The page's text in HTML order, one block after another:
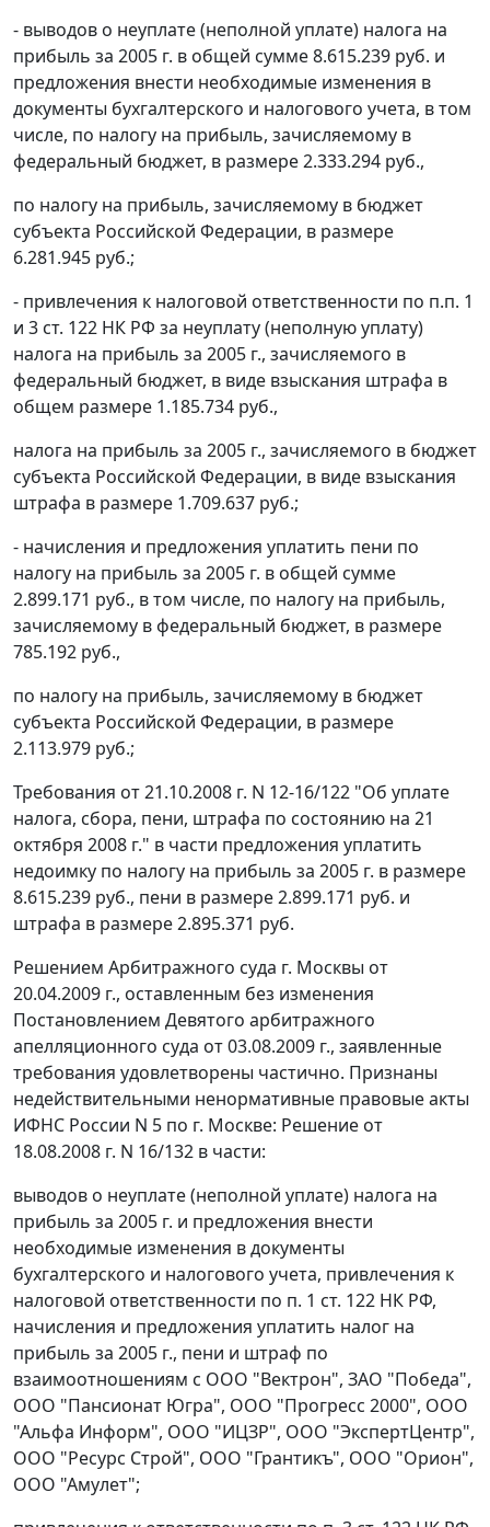
- выводов о неуплате (неполной уплате) налога на
прибыль за 2005 г. в общей сумме 8.615.239 руб. и
предложения внести необходимые изменения в
документы бухгалтерского и налогового учета, в том
числе, по налогу на прибыль, зачисляемому в
федеральный бюджет, в размере 2.333.294 руб.,
по налогу на прибыль, зачисляемому в бюджет
субъекта Российской Федерации, в размере
6.281.945 руб.;
- привлечения к налоговой ответственности по п.п. 1
и 3 ст. 122 НК РФ за неуплату (неполную уплату)
налога на прибыль за 2005 г., зачисляемого в
федеральный бюджет, в виде взыскания штрафа в
общем размере 1.185.734 руб.,
налога на прибыль за 2005 г., зачисляемого в бюджет
субъекта Российской Федерации, в виде взыскания
штрафа в размере 1.709.637 руб.;
- начисления и предложения уплатить пени по
налогу на прибыль за 2005 г. в общей сумме
2.899.171 руб., в том числе, по налогу на прибыль,
зачисляемому в федеральный бюджет, в размере
785.192 руб.,
по налогу на прибыль, зачисляемому в бюджет
субъекта Российской Федерации, в размере
2.113.979 руб.;
Требования от 21.10.2008 г. N 12-16/122 "Об уплате
налога, сбора, пени, штрафа по состоянию на 21
октября 2008 г." в части предложения уплатить
недоимку по налогу на прибыль за 2005 г. в размере
8.615.239 руб., пени в размере 2.899.171 руб. и
штрафа в размере 2.895.371 руб.
Решением Арбитражного суда г. Москвы от
20.04.2009 г., оставленным без изменения
Постановлением Девятого арбитражного
апелляционного суда от 03.08.2009 г., заявленные
требования удовлетворены частично. Признаны
недействительными ненормативные правовые акты
ИФНС России N 5 по г. Москве: Решение от
18.08.2008 г. N 16/132 в части:
выводов о неуплате (неполной уплате) налога на
прибыль за 2005 г. и предложения внести
необходимые изменения в документы
бухгалтерского и налогового учета, привлечения к
налоговой ответственности по п. 1 ст. 122 НК РФ,
начисления и предложения уплатить налог на
прибыль за 2005 г., пени и штраф по
взаимоотношениям с ООО "Вектрон", ЗАО "Победа",
ООО "Пансионат Югра", ООО "Прогресс 2000", ООО
"Альфа Информ", ООО "ИЦЗР", ООО "ЭкспертЦентр",
ООО "Ресурс Строй", ООО "Грантикъ", ООО "Орион",
ООО "Амулет";